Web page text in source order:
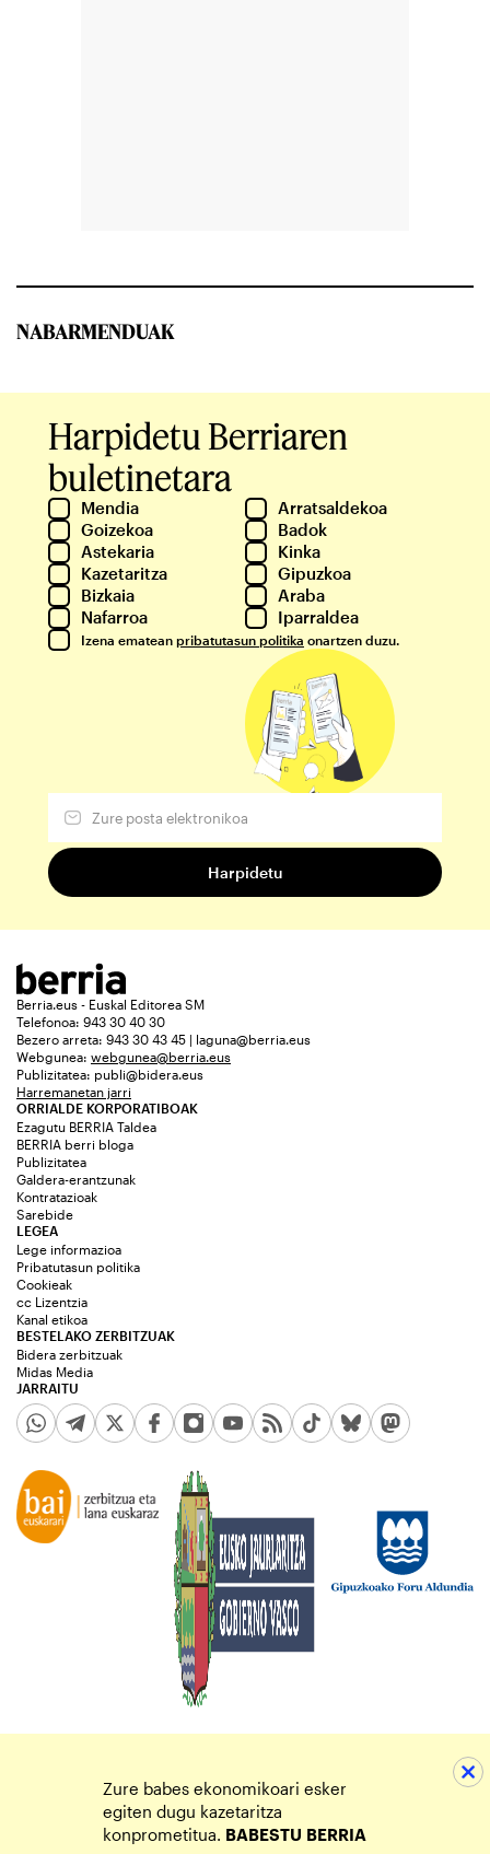
NABARMENDUAK
Harpidetu Berriaren
buletinetara
Mendia
Arratsaldekoa
Goizekoa
Badok
Astekaria
Kinka
Kazetaritza
Gipuzkoa
Bizkaia
Araba
Nafarroa
Iparraldea
Izena ematean pribatutasun politika onartzen duzu.
Berria.eus - Euskal Editorea SM
Telefonoa: 943 30 40 30
Bezero arreta: 943 30 43 45 | laguna@berria.eus
Webgunea: webgunea@berria.eus
Publizitatea: publi@bidera.eus
Harremanetan jarri
ORRIALDE KORPORATIBOAK
Ezagutu BERRIA Taldea
BERRIA berri bloga
Publizitatea
Galdera-erantzunak
Kontratazioak
Sarebide
JARRAITU
LEGEA
Lege informazioa
Pribatutasun politika
Cookieak
cc Lizentzia
Kanal etikoa
BESTELAKO ZERBITZUAK
Bidera zerbitzuak
Midas Media
Zure babes ekonomikoari esker
egiten dugu kazetaritza
konprometitua. BABESTU BERRIA